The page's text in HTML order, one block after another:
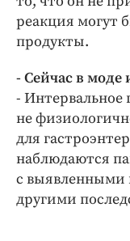
реакция могут
продукты.
- Сейчас в моде
- Интервальное
не
для
наблюдаются
с выявленными
другими